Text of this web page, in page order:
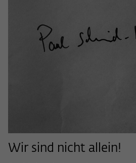
Wir sind nicht allein!